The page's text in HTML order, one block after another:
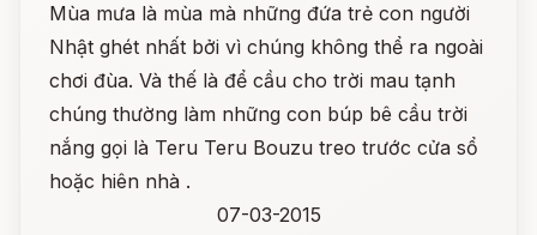
Mùa mưa là mùa mà những đứa trẻ con người
Nhật ghét nhất bởi vì chúng không thể ra ngoài
chơi đùa. Và thế là để cầu cho trời mau tạnh
chúng thường làm những con búp bê cầu trời
nắng gọi là Teru Teru Bouzu treo trước cửa sổ
hoặc hiên nhà .
07-03-2015